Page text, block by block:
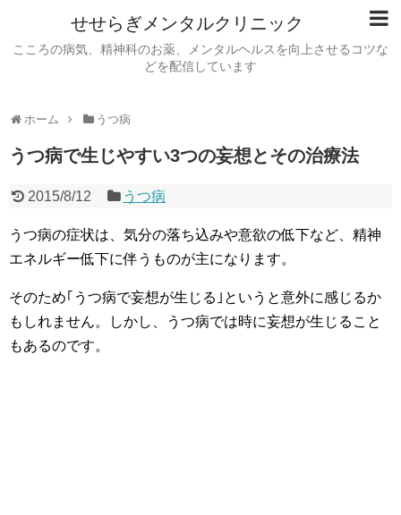
せせらぎメンタルクリニック
こころの病気、精神科のお薬、メンタルヘルスを向上させるコツな
どを配信しています
ホーム うつ病
うつ病で生じやすい3つの妄想とその治療法
2015/8/12 うつ病
うつ病の症状は、気分の落ち込みや意欲の低下など、精神
エネルギー低下に伴うものが主になります。
そのため｢うつ病で妄想が生じる｣というと意外に感じるか
もしれません。しかし、うつ病では時に妄想が生じること
もあるのです。